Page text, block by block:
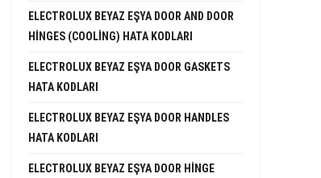
ELECTROLUX BEYAZ EŞYA DOOR AND DOOR
HINGES (COOLING) HATA KODLARI
ELECTROLUX BEYAZ EŞYA DOOR GASKETS
HATA KODLARI
ELECTROLUX BEYAZ EŞYA DOOR HANDLES
HATA KODLARI
ELECTROLUX BEYAZ EŞYA DOOR HINGE